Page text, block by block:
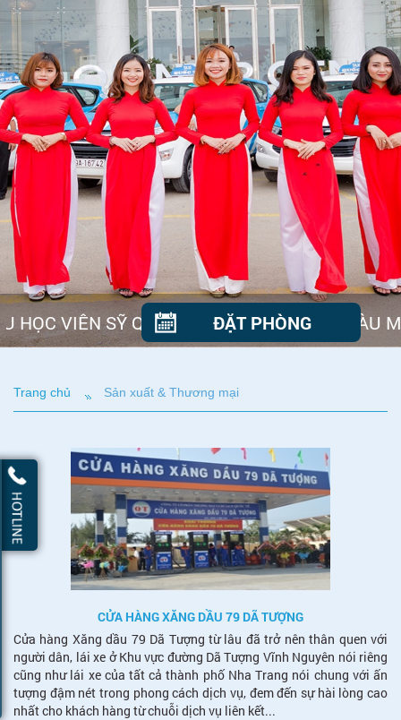
VIÊN SỸ QUAN HẢI QUÂN CHỈ HUY TÀU
ĐẶT PHÒNG
Trang chủ Sản xuất & Thương mại
CỬA HÀNG XĂNG DẦU 79 DÃ TƯỢNG
Cửa hàng Xăng dầu 79 Dã Tượng từ lâu đã trở nên thân quen với
người dân, lái xe ở Khu vực đường Dã Tượng Vĩnh Nguyên nói riêng
cũng như lái xe của tất cả thành phố Nha Trang nói chung với ấn
tượng đậm nét trong phong cách dịch vụ, đem đến sự hài lòng cao
nhất cho khách hàng từ chuỗi dịch vụ liên kết...